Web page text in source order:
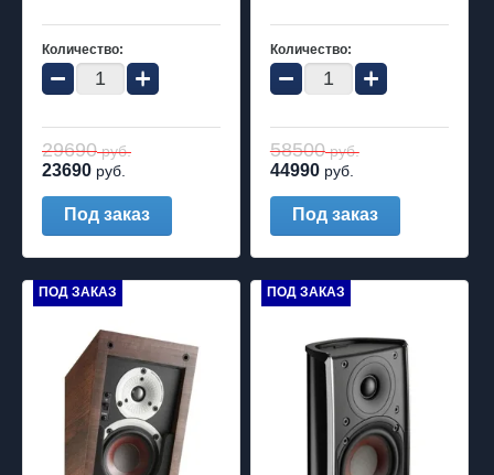
Количество:
− +
29690руб.
23690 руб.
Под заказ
Количество:
− +
58500руб.
44990 руб.
Под заказ
ПОД ЗАКАЗ ПОД ЗАКАЗ